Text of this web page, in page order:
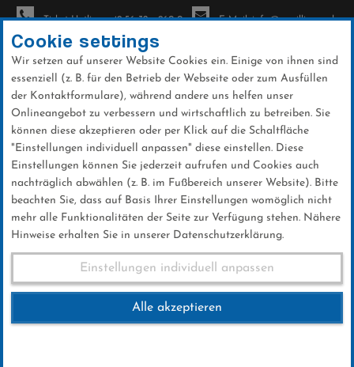
Direkt
zum
Inhalt
Ticket-Hotline: +49 56 32 - 960-0 E-Mail: info@sc-willingen.de
News
FIS Skisprung Weltcup Herren
02 .Februar 2025
Cookie settings
Wir setzen auf unserer Website Cookies ein. Einige von ihnen sind
essenziell (z. B. für den Betrieb der Webseite oder zum Ausfüllen
der Kontaktformulare), während andere uns helfen unser
Onlineangebot zu verbessern und wirtschaftlich zu betreiben. Sie
können diese akzeptieren oder per Klick auf die Schaltfläche
"Einstellungen individuell anpassen" diese einstellen. Diese
Einstellungen können Sie jederzeit aufrufen und Cookies auch
nachträglich abwählen (z. B. im Fußbereich unserer Website). Bitte
beachten Sie, dass auf Basis Ihrer Einstellungen womöglich nicht
mehr alle Funktionalitäten der Seite zur Verfügung stehen. Nähere
Hinweise erhalten Sie in unserer Datenschutzerklärung.
Einstellungen individuell anpassen
Alle akzeptieren